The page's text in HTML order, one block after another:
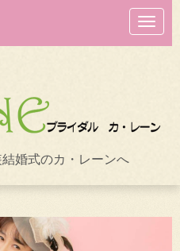
N
a
v
o
n
婚式のカ・レーンへ